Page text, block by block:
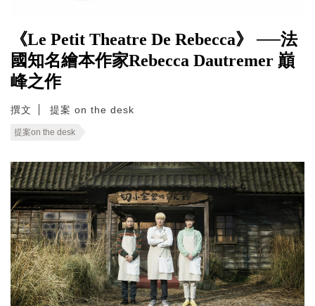
《Le Petit Theatre De Rebecca》 ──法
國知名繪本作家Rebecca Dautremer 巔
峰之作
撰文 提案 on the desk
提案on the desk